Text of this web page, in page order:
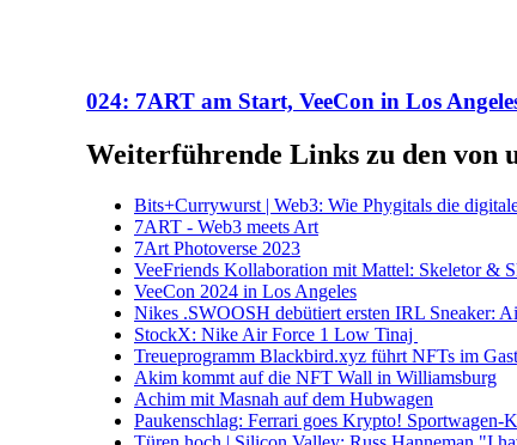
024: 7ART am Start, VeeCon in Los
Weiterführende Links zu den von
Bits+Currywurst | Web3: Wie Phygitals die
7ART - Web3 meets Art
7Art Photoverse 2023
VeeFriends Kollaboration mit Mattel: Skeletor &
VeeCon 2024 in Los Angeles
Nikes .SWOOSH debütiert ersten IRL Sneaker:
StockX: Nike Air Force 1 Low Tinaj
Treueprogramm Blackbird.xyz führt NFTs im
Akim kommt auf die NFT Wall in Williamsburg
Achim mit Masnah auf dem Hubwagen
Paukenschlag: Ferrari goes Krypto! Sportwagen-